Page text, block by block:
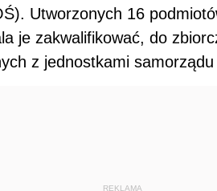
Utworzonych 16
je zakwalifikować, do
z jednostkami
REKLAMA